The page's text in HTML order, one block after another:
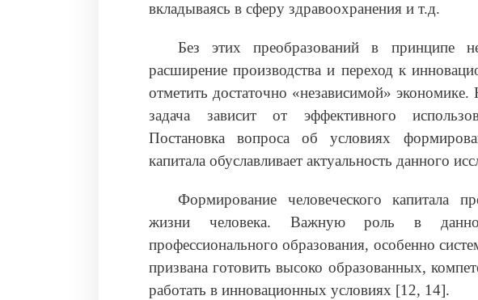
вкладываясь в сферу здравоохранения и т.д.
Без этих преобразований в принципе
расширение производства и переход к
отметить достаточно «независимой»
задача зависит от эффективного
Постановка вопроса об условиях
капитала обуславливает актуальность данного
Формирование человеческого капитала
жизни человека. Важную роль в
профессионального образования, особенно
призвана готовить высоко образованных,
работать в инновационных условиях [12, 14].